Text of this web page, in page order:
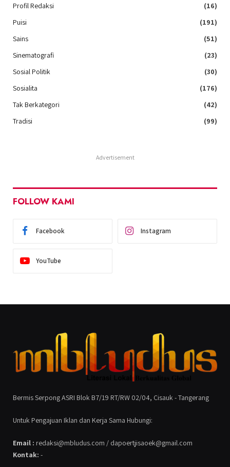
Profil Redaksi
(16)
Puisi
(191)
Sains
(51)
Sinematografi
(23)
Sosial Politik
(30)
Sosialita
(176)
Tak Berkategori
(42)
Tradisi
(99)
Advertisement
FOLLOW KAMI
Facebook Instagram
YouTube
Bermis Serpong ASRI Blok B7/19 RT/RW 02/04, Cisauk - Tangerang
Untuk Pengajuan Iklan dan Kerja Sama Hubungi:
Email : redaksi@mbludus.com / dapoertjisaoek@gmail.com
Kontak: -